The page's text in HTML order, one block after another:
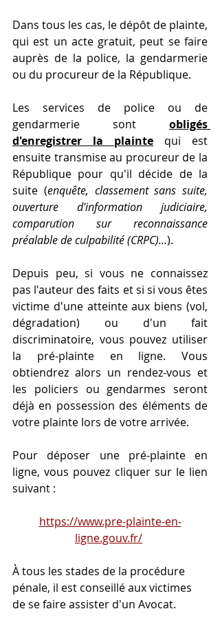
Dans tous les cas, le dépôt de plainte,
qui est un acte gratuit, peut se faire
auprès de la police, la gendarmerie
ou du procureur de la République.
Les services de police ou de
gendarmerie sont obligés
d'enregistrer la plainte qui est
ensuite transmise au procureur de la
République pour qu'il décide de la
suite (enquête, classement sans suite,
ouverture d'information judiciaire,
comparution sur reconnaissance
préalable de culpabilité (CRPC)...).
Depuis peu, si vous ne connaissez
pas l'auteur des faits et si si vous êtes
victime d'une atteinte aux biens (vol,
dégradation) ou d'un fait
discriminatoire, vous pouvez utiliser
la pré-plainte en ligne. Vous
obtiendrez alors un rendez-vous et
les policiers ou gendarmes seront
déjà en possession des éléments de
votre plainte lors de votre arrivée.
Pour déposer une pré-plainte en
ligne, vous pouvez cliquer sur le lien
suivant :
https://www.pre-plainte-en-
ligne.gouv.fr/
À tous les stades de la procédure
pénale, il est conseillé aux victimes
de se faire assister d'un Avocat.